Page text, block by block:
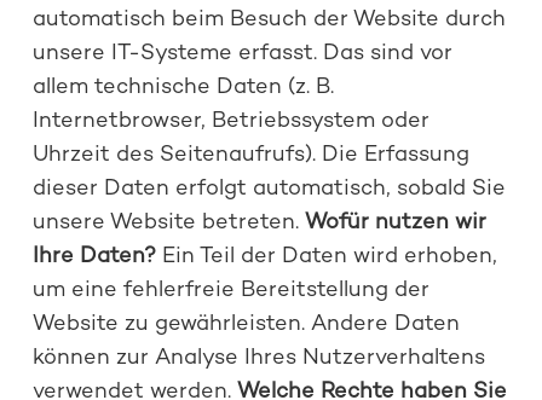
automatisch beim Besuch der Website durch
unsere IT-Systeme erfasst. Das sind vor
allem technische Daten (z. B.
Internetbrowser, Betriebssystem oder
Uhrzeit des Seitenaufrufs). Die Erfassung
dieser Daten erfolgt automatisch, sobald Sie
unsere Website betreten. Wofür nutzen wir
Ihre Daten? Ein Teil der Daten wird erhoben,
um eine fehlerfreie Bereitstellung der
Website zu gewährleisten. Andere Daten
können zur Analyse Ihres Nutzerverhaltens
verwendet werden. Welche Rechte haben Sie